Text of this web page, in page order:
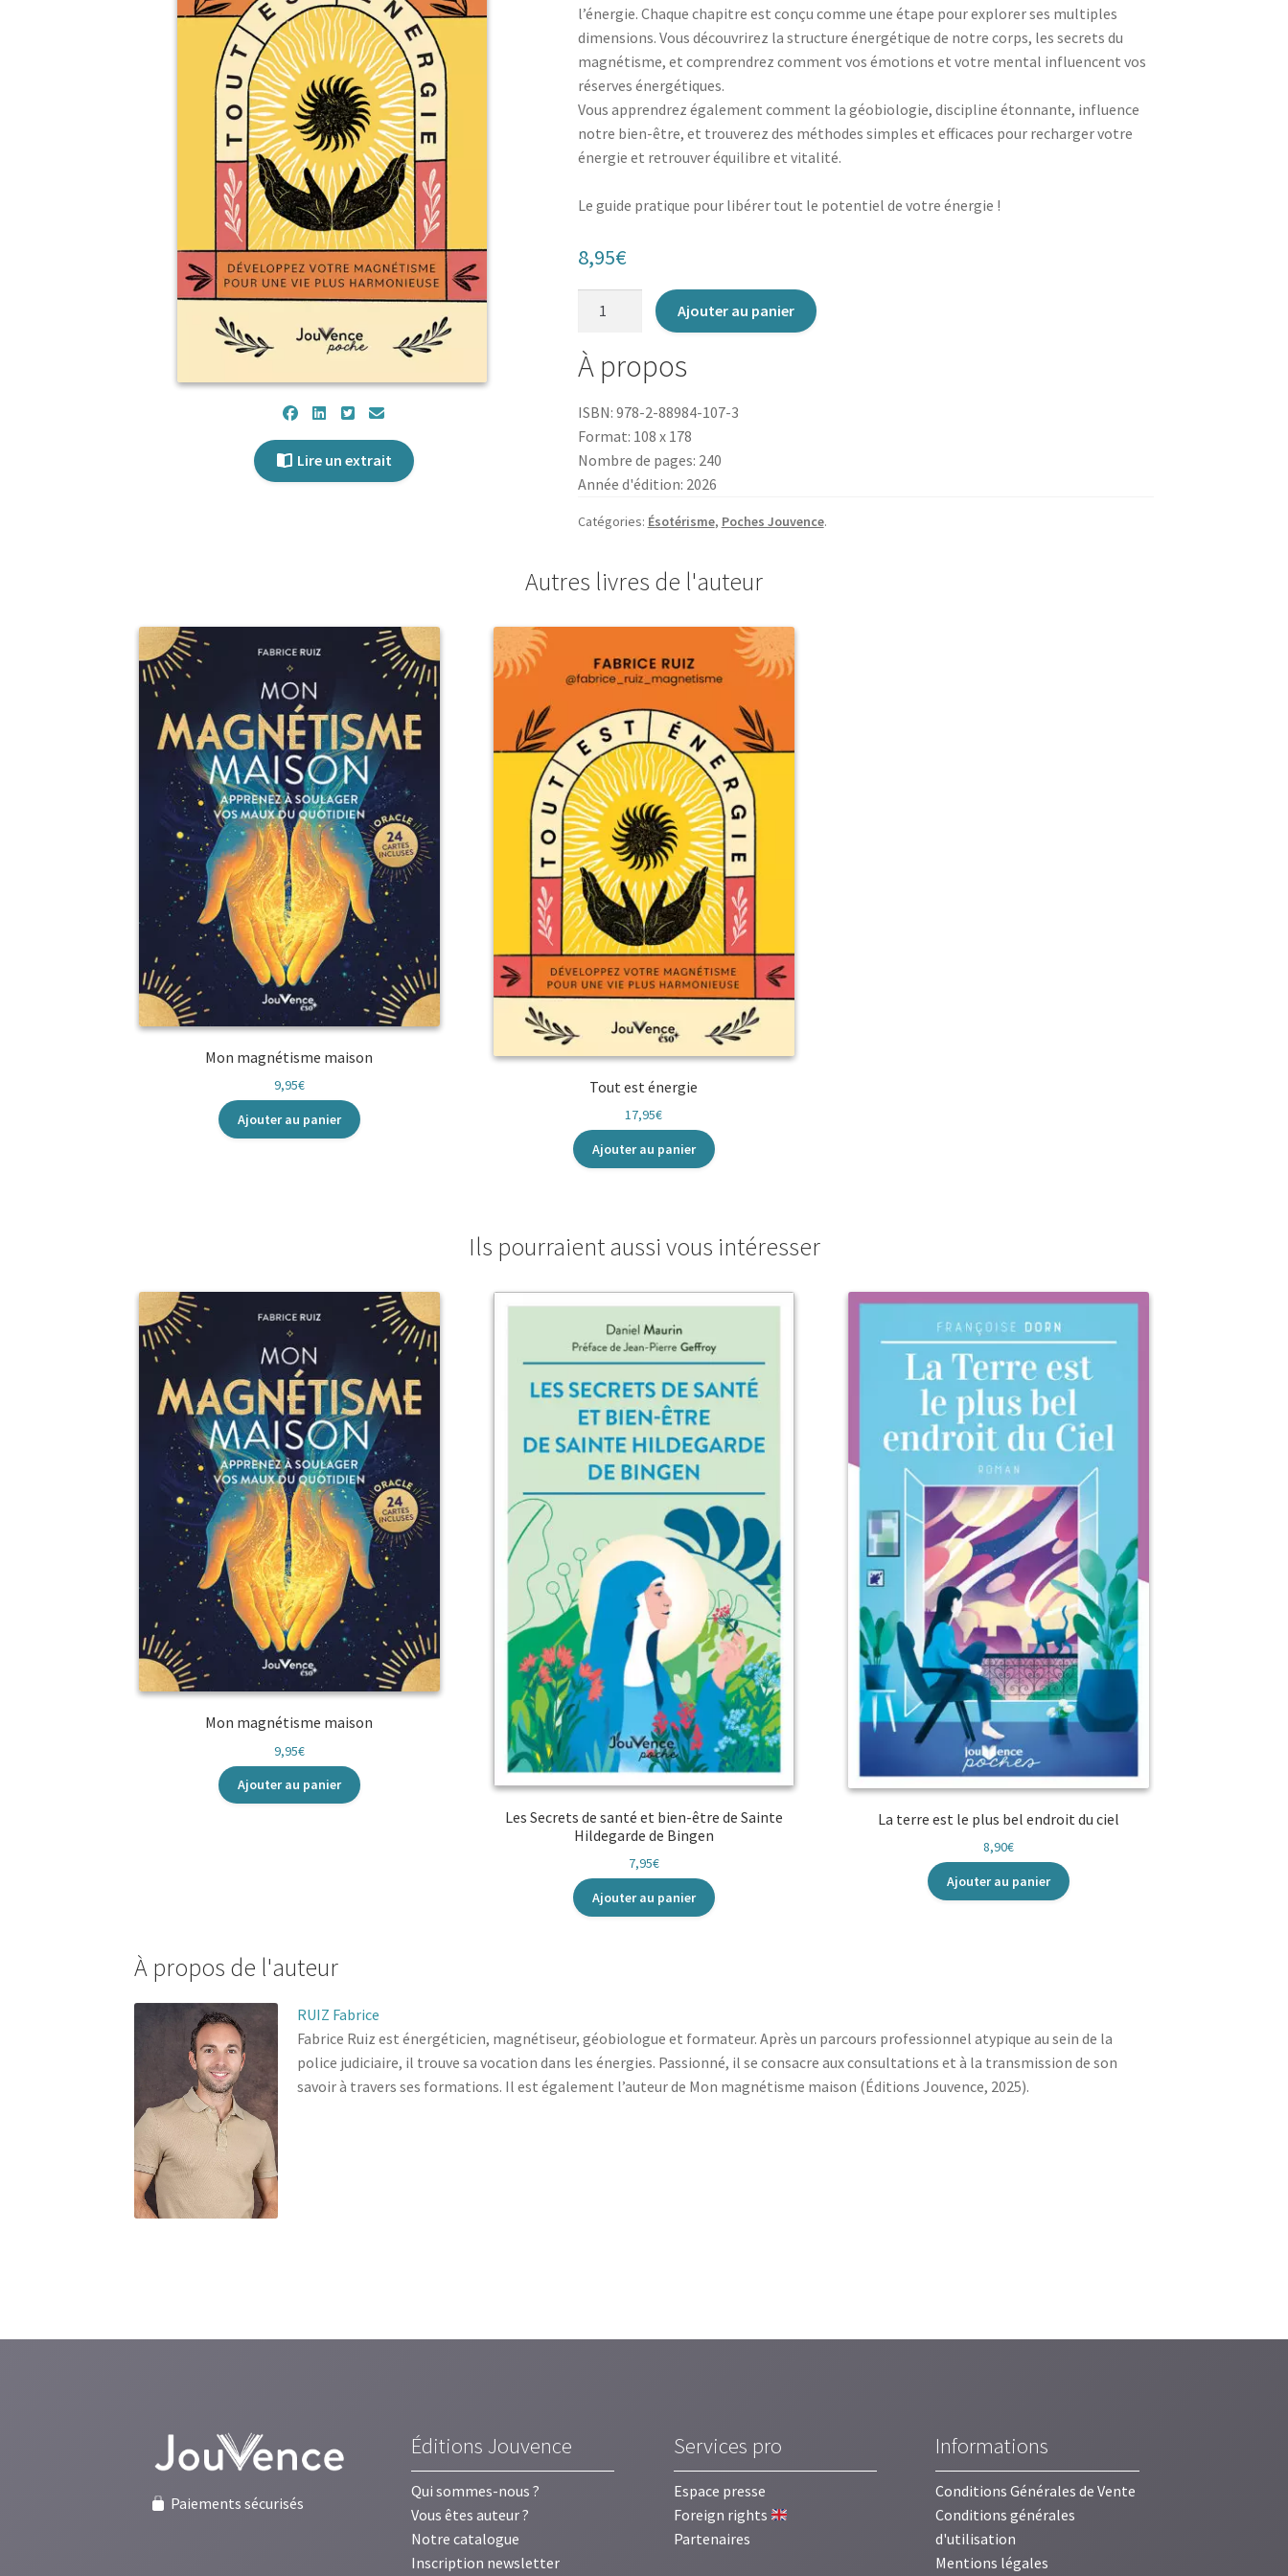
l’énergie. Chaque chapitre est conçu comme une étape pour explorer ses multiples
dimensions. Vous découvrirez la structure énergétique de notre corps, les secrets du
magnétisme, et comprendrez comment vos émotions et votre mental influencent vos
réserves énergétiques.
Vous apprendrez également comment la géobiologie, discipline étonnante, influence
notre bien-être, et trouverez des méthodes simples et efficaces pour recharger votre
énergie et retrouver équilibre et vitalité.
Le guide pratique pour libérer tout le potentiel de votre énergie !
8,95€
Tout
est
Ajouter au panier
À propos
ISBN: 978-2-88984-107-3
Format: 108 x 178
Nombre de pages: 240
Année d'édition: 2026
Catégories: Ésotérisme, Poches Jouvence.
Lire un extrait
Autres livres de l'auteur
Mon magnétisme maison
9,95€
Ajouter au panier
Tout est énergie
17,95€
Ajouter au panier
Ils pourraient aussi vous intéresser
Mon magnétisme maison
9,95€
Ajouter au panier
Les Secrets de santé et bien-être de Sainte
Hildegarde de Bingen
7,95€
Ajouter au panier
La terre est le plus bel endroit du ciel
8,90€
Ajouter au panier
À propos de l'auteur
RUIZ Fabrice
Fabrice Ruiz est énergéticien, magnétiseur, géobiologue et formateur. Après un parcours professionnel atypique au sein de la
police judiciaire, il trouve sa vocation dans les énergies. Passionné, il se consacre aux consultations et à la transmission de son
savoir à travers ses formations. Il est également l’auteur de Mon magnétisme maison (Éditions Jouvence, 2025).
Paiements sécurisés
Éditions Jouvence
Qui sommes-nous ?
Vous êtes auteur ?
Notre catalogue
Inscription newsletter
Services pro
Espace presse
Foreign rights
Partenaires
Informations
Conditions Générales de Vente
Conditions générales
d'utilisation
Mentions légales